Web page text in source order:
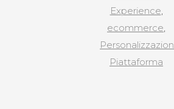
Experience,
ecommerce,
Piattaforma